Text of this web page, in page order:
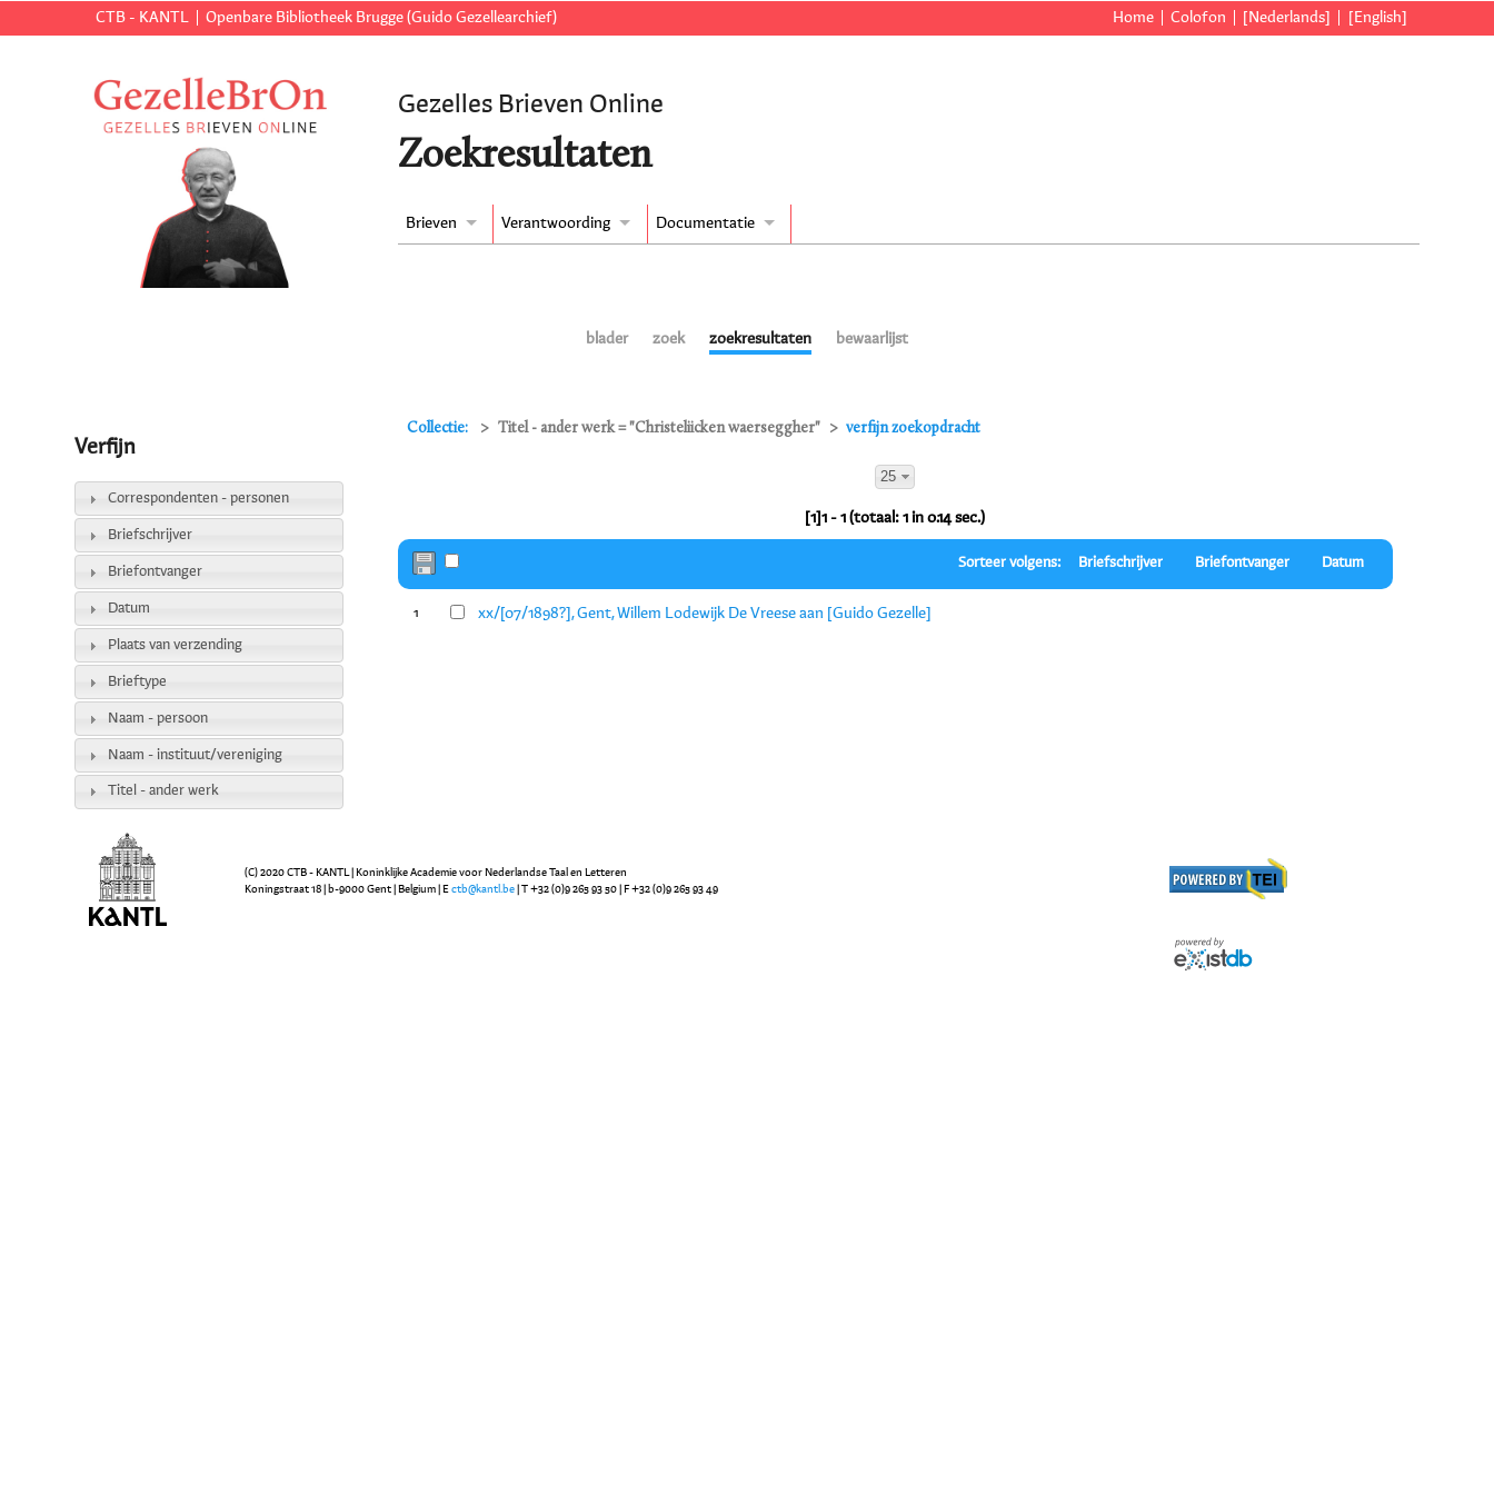
CTB - KANTL Openbare Bibliotheek Brugge (Guido Gezellearchief) Home Colofon [Nederlands] [English]
Gezelles Brieven Online
Zoekresultaten
Brieven Verantwoording Documentatie
blader zoek zoekresultaten bewaarlijst
Collectie: Titel - ander werk = "Christeliicken waerseggher" verfijn zoekopdracht
25
[1]1 - 1 (totaal: 1 in 0.14 sec.)
Sorteer volgens: Briefschrijver Briefontvanger Datum
1 xx/[07/1898?], Gent, Willem Lodewijk De Vreese aan [Guido Gezelle]
Verfijn
Correspondenten - personen
Briefschrijver
Briefontvanger
Datum
Plaats van verzending
Brieftype
Naam - persoon
Naam - instituut/vereniging
Titel - ander werk
(C) 2020 CTB - KANTL | Koninklijke Academie voor Nederlandse Taal en Letteren
Koningstraat 18 | b-9000 Gent | Belgium | Ectb@kantl.be | T +32 (0)9 265 93 50 | F +32 (0)9 265 93 49